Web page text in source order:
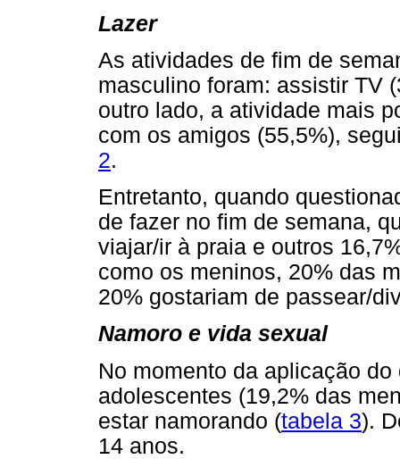
Lazer
As atividades de fim de
masculino foram: assistir TV
outro lado, a atividade mais
com os amigos (55,5%),
2.
Entretanto, quando
de fazer no fim de semana,
viajar/ir à praia e outros
como os meninos, 20% das
20% gostariam de passear/
Namoro e vida sexual
No momento da aplicação
adolescentes (19,2% das
estar namorando (tabela 3).
14 anos.